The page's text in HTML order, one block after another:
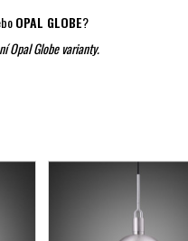
OPAL GLOBE?
Opal Globe varianty.